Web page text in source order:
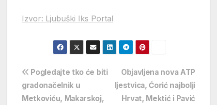
Izvor: Ljubuški Iks Portal
Navigacija
objava
Objavljena nova ATP
ljestvica, Ćorić najbolji
Hrvat, Mektić i Pavić
Pogledajte tko će biti
gradonačelnik u
Metkoviću, Makarskoj,